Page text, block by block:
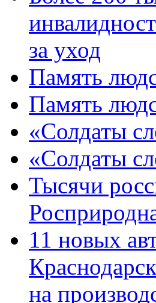
за уход
Память
Память
«Солдаты
«Солдаты
Тысячи
11 новых
на